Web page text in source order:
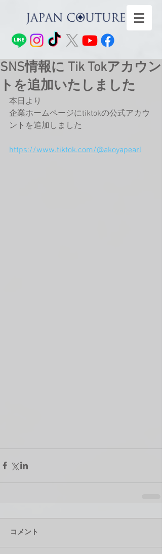
SNS情報に Tik Tokアカウン
トを追加いたしました
本日より
企業ホームページにtiktokの公式アカウ
ントを追加しました
https://www.tiktok.com/@akoyapearl
コメント